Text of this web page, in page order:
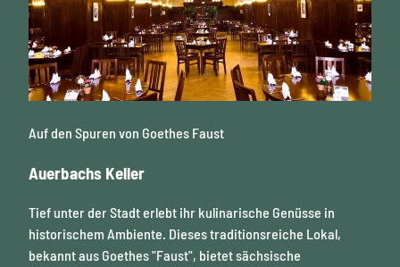
Auerbachs Keller, Leipzig
Auf den Spuren von Goethes Faust
Auerbachs Keller
Tief unter der Stadt erlebt ihr kulinarische Genüsse in
historischem Ambiente. Dieses traditionsreiche Lokal,
bekannt aus Goethes "Faust", bietet sächsische